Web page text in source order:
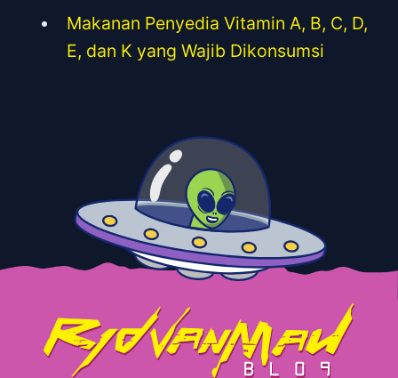
Makanan Penyedia Vitamin A, B, C, D,
E, dan K yang Wajib Dikonsumsi